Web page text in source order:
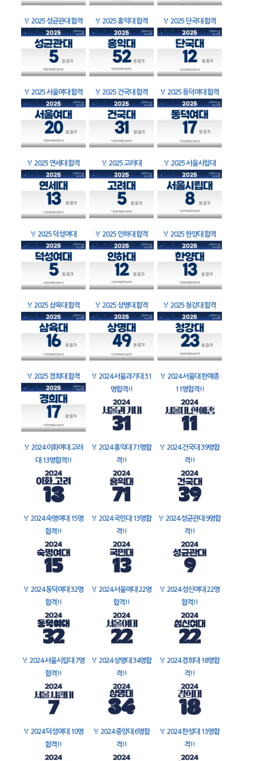
🏅 2025 성균관대 합격 🏅 2025 홍익대 합격 🏅 2025 단국대 합격
🏅 2025 서울여대 합격 🏅 2025 건국대 합격 🏅 2025 동덕여대 합격
🏅 2025 연세대 합격 🏅 2025 고려대 🏅 2025 서울시립대
🏅 2025 덕성여대 🏅 2025 인하대 합격 🏅 2025 한양대 합격
🏅 2025 삼육대 합격 🏅 2025 상명대 합격 🏅 2025 청강대 합격
🏅 2025 경희대 합격 🏅 2024 서울과기대 31
명합격!!
🏅 2024 서울대 한예종
11명합격!!
🏅 2024 이화여대 고려
대 13명합격!!
🏅 2024 홍익대 71명합
격!!
🏅 2024 건국대 39명합
격!!
🏅 2024 숙명여대 15명
합격!!
🏅 2024 국민대 13명합
격!!
🏅 2024 성균관대 9명합
격!!
🏅 2024 동덕여대 32명
합격!!
🏅 2024 서울여대 22명
합격!!
🏅 2024 성신여대 22명
합격!!
🏅 2024 서울시립대 7명
합격!!
🏅 2024 상명대 34명합
격!!
🏅 2024 경희대 18명합
격!!
🏅 2024 덕성여대 10명
합격!!
🏅 2024 중앙대 6명합
격!!
🏅 2024 한성대 13명합
격!!